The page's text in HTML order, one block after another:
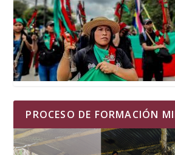
PROCESO DE FORMACIÓN